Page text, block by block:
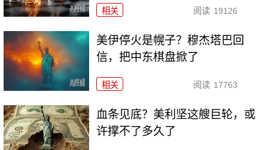
相关 阅读 19126
美伊停火是幌子？穆杰塔巴回
信，把中东棋盘掀了
相关 阅读 17763
血条见底？美利坚这艘巨轮，或
许撑不了多久了